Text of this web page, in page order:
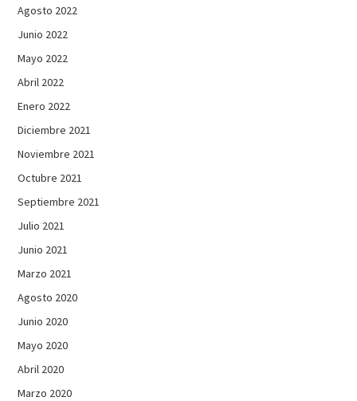
Agosto 2022
Junio 2022
Mayo 2022
Abril 2022
Enero 2022
Diciembre 2021
Noviembre 2021
Octubre 2021
Septiembre 2021
Julio 2021
Junio 2021
Marzo 2021
Agosto 2020
Junio 2020
Mayo 2020
Abril 2020
Marzo 2020